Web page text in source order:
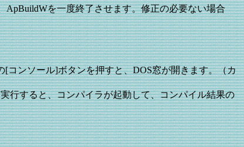
を一度終了させます。修正の必要ない場合
ンソール]ボタンを押すと、DOS窓が開きます。（カ
行すると、コンパイラが起動して、コンパイル結果の